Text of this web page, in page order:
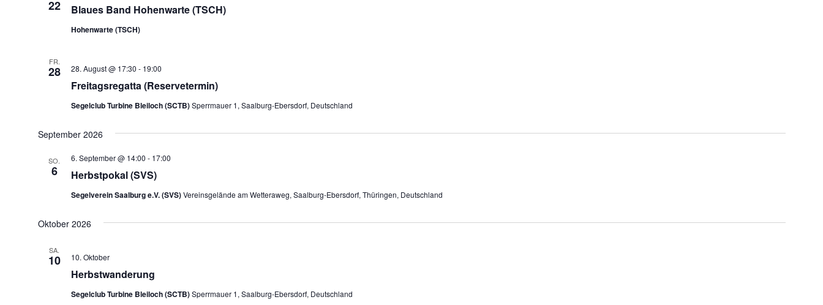
22 Blaues Band Hohenwarte (TSCH)
Hohenwarte (TSCH)
FR.
28
Freitagsregatta (Reservetermin)
28. August @ 17:30 - 19:00
Segelclub Turbine Bleiloch (SCTB)Sperrmauer 1, Saalburg-Ebersdorf, Deutschland
September 2026
SO.
6 Herbstpokal (SVS)
6. September @ 14:00 - 17:00
Segelverein Saalburg e.V. (SVS)Vereinsgelände am Wetteraweg, Saalburg-Ebersdorf, Thüringen, Deutschland
Oktober 2026
SA.
10
Herbstwanderung
10. Oktober
Segelclub Turbine Bleiloch (SCTB)Sperrmauer 1, Saalburg-Ebersdorf, Deutschland